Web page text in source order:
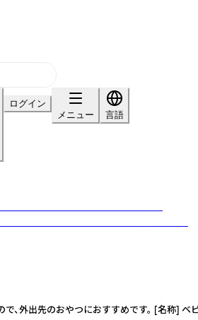
ログイン
メニュー
言語
先のおやつにおすすめです。 [